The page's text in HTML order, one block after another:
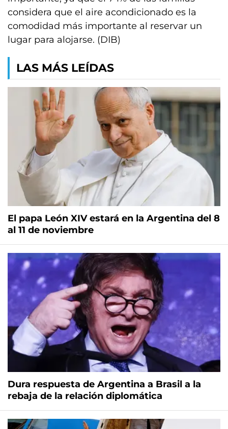
considera que el aire acondicionado es la
comodidad más importante al reservar un
lugar para alojarse. (DIB)
LAS MÁS LEÍDAS
El papa León XIV estará en la Argentina del 8
al 11 de noviembre
Dura respuesta de Argentina a Brasil a la
rebaja de la relación diplomática